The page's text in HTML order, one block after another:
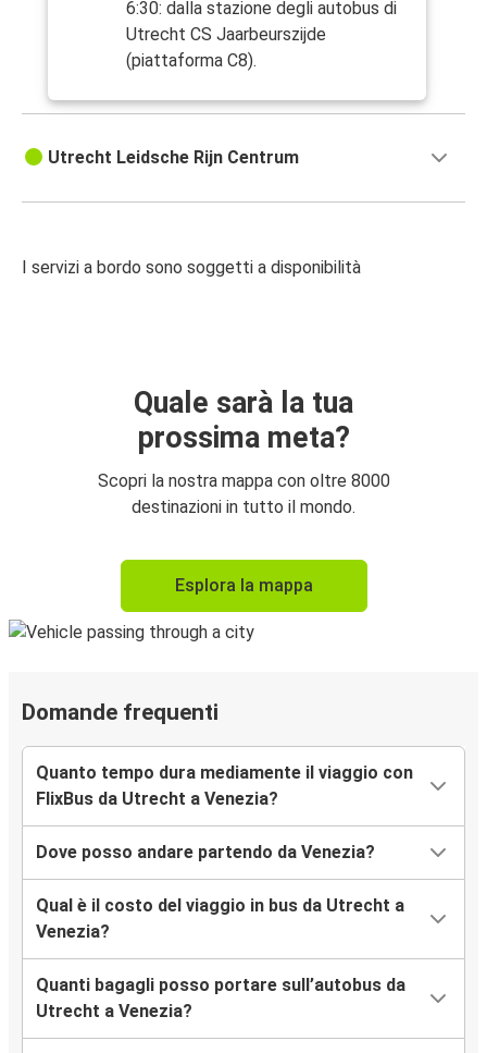
6:30: dalla stazione degli autobus di
Utrecht CS Jaarbeurszijde
(piattaforma C8).
Utrecht Leidsche Rijn Centrum
I servizi a bordo sono soggetti a disponibilità
Quale sarà la tua
prossima meta?
Scopri la nostra mappa con oltre 8000
destinazioni in tutto il mondo.
Esplora la mappa
Domande frequenti
Quanto tempo dura mediamente il viaggio con
FlixBus da Utrecht a Venezia?
Dove posso andare partendo da Venezia?
Qual è il costo del viaggio in bus da Utrecht a
Venezia?
Quanti bagagli posso portare sull’autobus da
Utrecht a Venezia?